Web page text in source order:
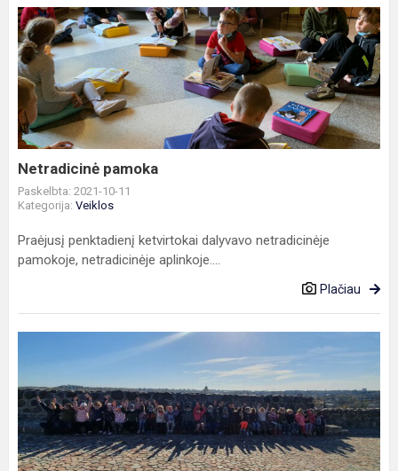
Netradicinė
pamoka
Netradicinė pamoka
Paskelbta: 2021-10-11
Kategorija: Veiklos
Praėjusį penktadienį ketvirtokai dalyvavo netradicinėje
pamokoje, netradicinėje aplinkoje....
Plačiau
Vilnių